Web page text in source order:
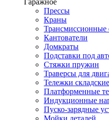
Гаражное
Прессы
Краны
Трансмиссионные
Кантователи
Домкраты
Подставки под
Стяжки пружин
Траверсы для
Тележки складские
Платформенные
Индукционные
Пуско-зарядные
Мойки деталей